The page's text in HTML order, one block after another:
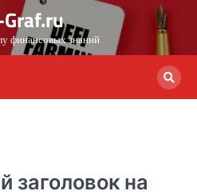
финансовых знаний
заголовок на